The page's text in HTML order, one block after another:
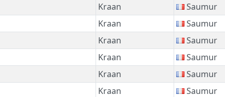
Kraan Saumur
Kraan Saumur
Kraan Saumur
Kraan Saumur
Kraan Saumur
Kraan Saumur